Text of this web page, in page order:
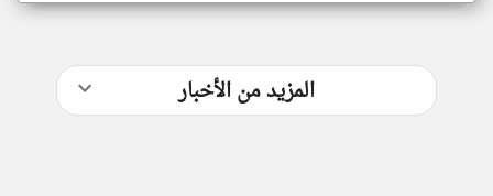
المزيد من الأخبار